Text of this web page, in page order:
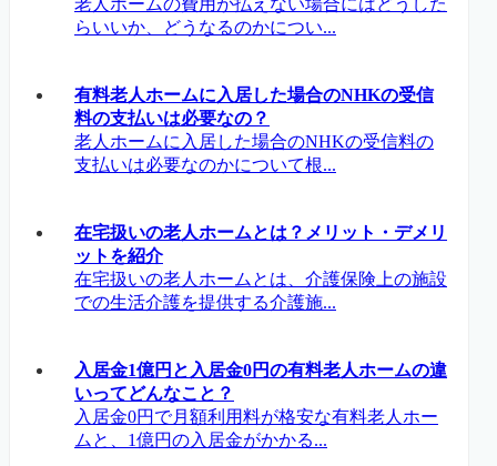
らいいか、どうなるのかについ...
有料老人ホームに入居した場合のNHKの受信
料の支払いは必要なの？
老人ホームに入居した場合のNHKの受信料の
支払いは必要なのかについて根...
在宅扱いの老人ホームとは？メリット・デメリ
ットを紹介
在宅扱いの老人ホームとは、介護保険上の施設
での生活介護を提供する介護施...
入居金1億円と入居金0円の有料老人ホームの違
いってどんなこと？
入居金0円で月額利用料が格安な有料老人ホー
ムと、1億円の入居金がかかる...